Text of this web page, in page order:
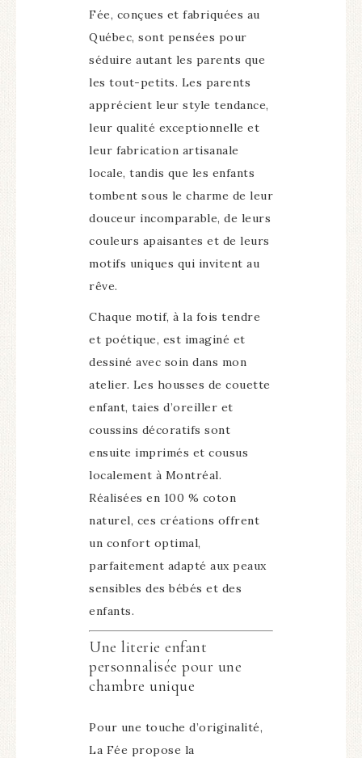
Fée, conçues et fabriquées au
Québec, sont pensées pour
séduire autant les parents que
les tout-petits. Les parents
apprécient leur style tendance,
leur qualité exceptionnelle et
leur fabrication artisanale
locale, tandis que les enfants
tombent sous le charme de leur
douceur incomparable, de leurs
couleurs apaisantes et de leurs
motifs uniques qui invitent au
rêve.
Chaque motif, à la fois tendre
et poétique, est imaginé et
dessiné avec soin dans mon
atelier. Les housses de couette
enfant, taies d’oreiller et
coussins décoratifs sont
ensuite imprimés et cousus
localement à Montréal.
Réalisées en 100 % coton
naturel, ces créations offrent
un confort optimal,
parfaitement adapté aux peaux
sensibles des bébés et des
enfants.
Une literie enfant
personnalisée pour une
chambre unique
Pour une touche d’originalité,
La Fée propose la